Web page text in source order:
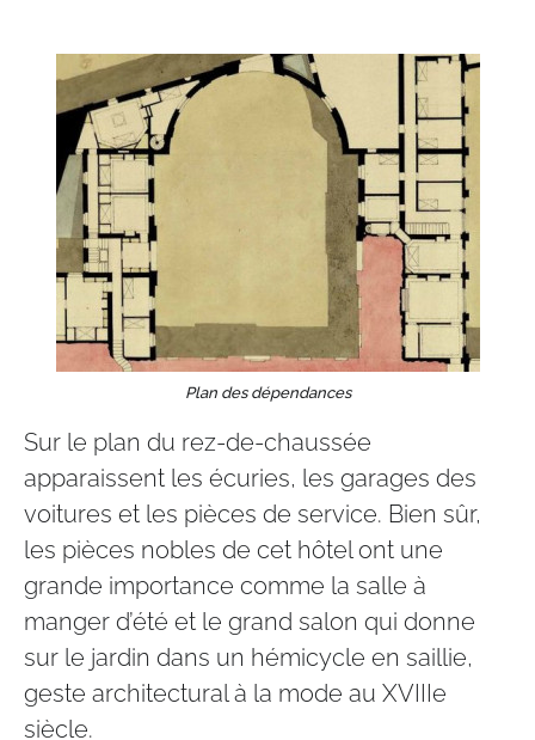
Plan des dépendances
Sur le plan du rez-de-chaussée​
apparaissent les écuries, les garages des
voitures et les pièces de service. Bien sûr,
les pièces nobles de cet hôtel ont une
grande importance comme la salle à
manger d’été et le grand salon qui donne
sur le jardin dans un hémicycle en saillie,
geste architectural à la mode au XVIIIe
siècle.